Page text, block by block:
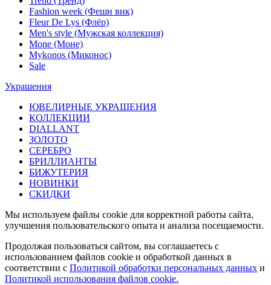
Fashion week (Фешн вик)
Fleur De Lys (Флёр)
Men's style (Мужская коллекция)
Mone (Моне)
Mykonos (Миконос)
Sale
Украшения
ЮВЕЛИРНЫЕ УКРАШЕНИЯ
КОЛЛЕКЦИИ
DIALLANT
ЗОЛОТО
СЕРЕБРО
БРИЛЛИАНТЫ
БИЖУТЕРИЯ
НОВИНКИ
СКИДКИ
Мы используем файлы cookie для корректной работы сайта,
улучшения пользовательского опыта и анализа посещаемости.
Продолжая пользоваться сайтом, вы соглашаетесь с
использованием файлов cookie и обработкой данных в
соответствии с Политикой обработки персональных данных и
Политикой использования файлов cookie.